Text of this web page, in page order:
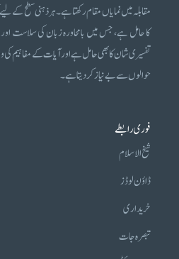
مقابلہ میں نمایاں مقام رکھتا ہے۔ ہر ذہنی سطح کے
کا حامل ہے، جس میں بامحاورہ زبان کی سلاست
تفسیری شان کا بھی حامل ہے اور آیات کے مفاہیم
حوالوں سے بے نیاز کر دیتا ہے۔
فوری رابطے
شیخ الاسلام
ڈاؤن لوڈز
خریداری
تبصرہ جات